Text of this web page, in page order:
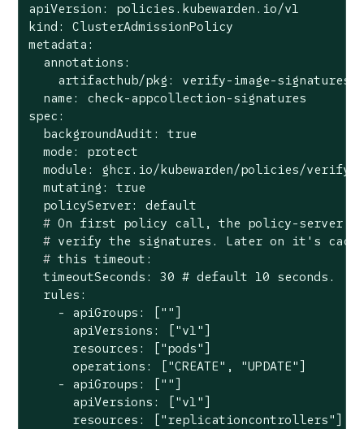
apiVersion: policies.kubewarden.io/v1
kind: ClusterAdmissionPolicy
metadata:
  annotations:
artifacthub/pkg: verify-image-
  name: check-appcollection-signatures
spec:
  backgroundAudit: true
  mode: protect
module: ghcr.io/kubewarden/policies/verify-
  mutating: true
  #
On first policy call, the policy-server
  #
verify the signatures. Later on it 's
  #
this timeout:
  timeoutSeconds: 30 # default 10 seconds.
  rules:
    - apiGroups: [""]
      apiVersions: ["v1"]
      resources: ["pods"]
      operations: ["CREATE", "UPDATE"]
    - apiGroups: [""]
      apiVersions: ["v1"]
      resources: ["replicationcontrollers"]